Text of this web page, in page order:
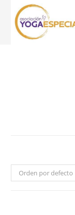
Orden por defecto